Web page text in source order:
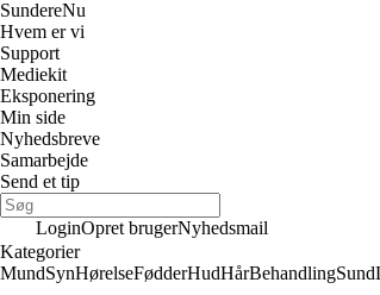
SundereNu
Hvem er vi
Support
Mediekit
Eksponering
Min side
Nyhedsbreve
Samarbejde
Send et tip
LoginOpret brugerNyhedsmail
Kategorier
MundSynHørelseFødderHudHårBehandlingSund